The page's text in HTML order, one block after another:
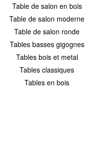
Table de salon en bois
Table de salon moderne
Table de salon ronde
Tables basses gigognes
Tables bois et metal
Tables classiques
Tables en bois